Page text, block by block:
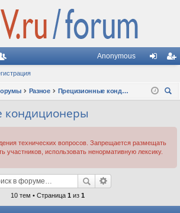
Anonymous
д ис
ац
Разное
Прецизионные кондиционеры
кондиционеры
технических вопросов. Запрещается размещать
участников, использовать ненормативную лексику.
10 тем • Страница 1 из 1